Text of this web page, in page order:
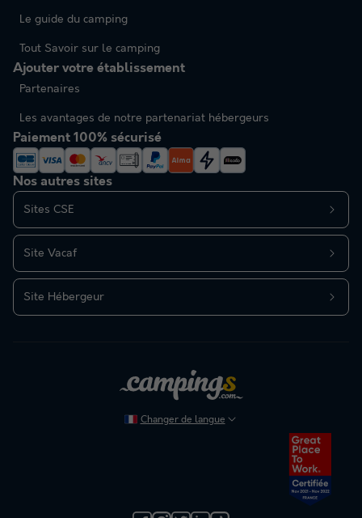
Nos autres sites
Sites CSE
Site Vacaf
Site Hébergeur
Le guide du camping
Tout Savoir sur le camping
Ajouter votre établissement
Partenaires
Les avantages de notre partenariat hébergeurs
Paiement 100% sécurisé
Changer de langue